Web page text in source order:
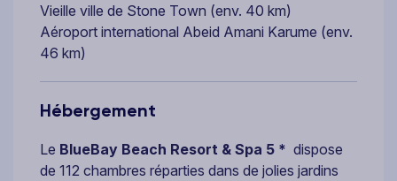
Vieille ville de Stone Town (env. 40 km)
Aéroport international Abeid Amani Karume (env.
46 km)
Hébergement
Le BlueBay Beach Resort & Spa 5 * dispose
de 112 chambres réparties dans de jolies jardins